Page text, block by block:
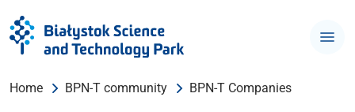
Home BPN-T community BPN-T Companies